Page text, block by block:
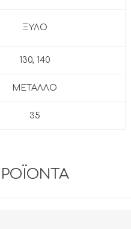
ΞΥΛΟ
130, 140
MΕΤΑΛΛΟ
35